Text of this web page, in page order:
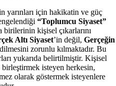
yarınları için hakikatin ve güç
“Toplumcu Siyaset”
birilerinin kişisel çıkarlarını
Altı Siyaset’in değil, Gerçeğin
zorunlu kılmaktadır. Bu
yukarıda belirtilmiştir. Kişisel
birleştirmek isteyen herkesin,
olarak göstermek isteyenlere